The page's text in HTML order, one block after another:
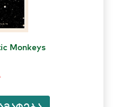
Monkeys